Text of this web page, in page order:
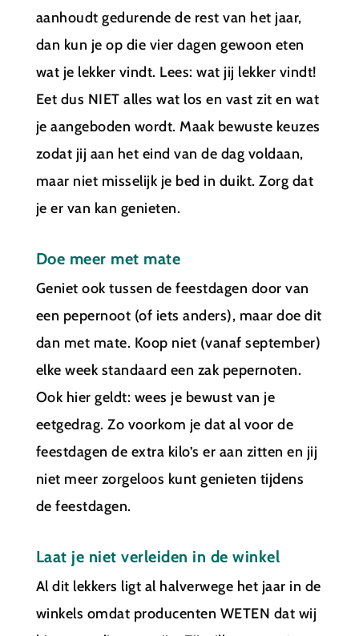
aanhoudt gedurende de rest van het jaar,
dan kun je op die vier dagen gewoon eten
wat je lekker vindt. Lees: wat jij lekker vindt!
Eet dus NIET alles wat los en vast zit en wat
je aangeboden wordt. Maak bewuste keuzes
zodat jij aan het eind van de dag voldaan,
maar niet misselijk je bed in duikt. Zorg dat
je er van kan genieten.
Doe meer met mate
Geniet ook tussen de feestdagen door van
een pepernoot (of iets anders), maar doe dit
dan met mate. Koop niet (vanaf september)
elke week standaard een zak pepernoten.
Ook hier geldt: wees je bewust van je
eetgedrag. Zo voorkom je dat al voor de
feestdagen de extra kilo’s er aan zitten en jij
niet meer zorgeloos kunt genieten tijdens
de feestdagen.
Laat je niet verleiden in de winkel
Al dit lekkers ligt al halverwege het jaar in de
winkels omdat producenten WETEN dat wij